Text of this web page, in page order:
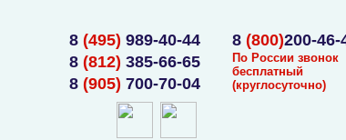
8 (495) 989-40-44
8 (812) 385-66-65
8 (905) 700-70-04
8 (800)200-46-
По России звонок
бесплатный
(круглосуточно)